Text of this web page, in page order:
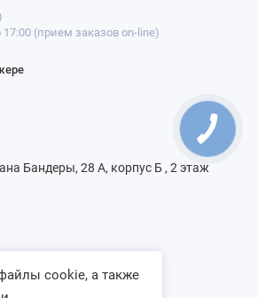
(прием заказов on-line)
Бандеры, 28 А, корпус Б , 2 этаж
cookie, а также